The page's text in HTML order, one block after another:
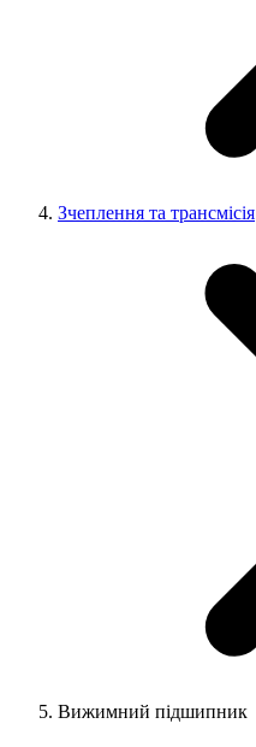
Зчеплення та трансмісія
Вижимний підшипник